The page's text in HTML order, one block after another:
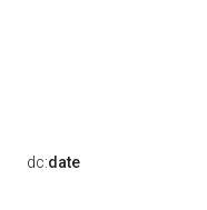
dc:date